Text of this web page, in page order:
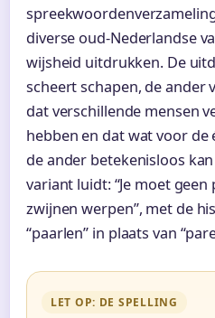
diverse oud-Nederlandse
wijsheid uitdrukken. De
scheert schapen, de ander
dat verschillende mensen
hebben en dat wat voor de
de ander betekenisloos
variant luidt: “Je moet
zwijnen werpen”, met de
“paarlen” in plaats van
LET OP: DE SPELLING